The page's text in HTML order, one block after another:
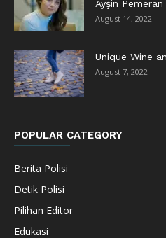
Ayşin
August 14, 2022
Unique Wine
August 7, 2022
POPULAR CATEGORY
Berita Polisi
Detik Polisi
Pilihan Editor
Edukasi